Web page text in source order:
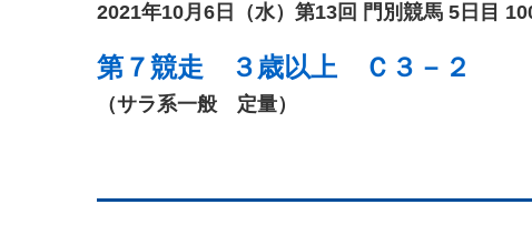
2021年10月6日（水） 第13回 門別競馬 5日目
第７競走 ３歳以上 Ｃ３－２
（サラ系一般 定量）